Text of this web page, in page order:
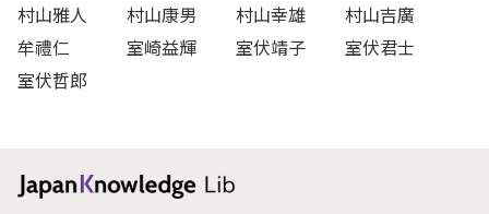
村山雅人
村山康男 村山幸雄
村山吉廣
牟禮仁
室崎益輝 室伏靖子
室伏君士
室伏哲郎